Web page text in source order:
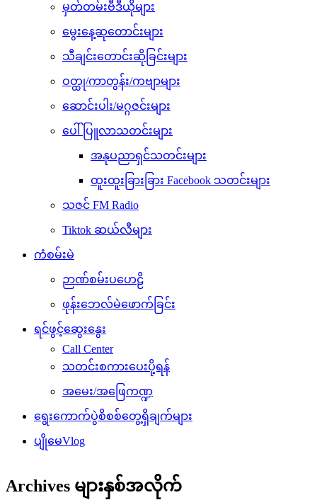
မှတ်တမ်းဗီဒီယိုများ
မွေးနေ့ဆုတောင်းများ
သီချင်းတောင်းဆိုခြင်းများ
ဝတ္ထု/ကာတွန်း/ကဗျာများ
ဆောင်းပါး/မဂ္ဂဇင်းများ
ပေါ်ပြူလာသတင်းများ
အနုပညာရှင်သတင်းများ
ထူးထူးခြားခြား Facebook သတင်းများ
သဇင် FM Radio
Tiktok ဆယ်လီများ
ကံစမ်းမဲ
ဉာဏ်စမ်းပဟေဠိ
ဖုန်းဘေလ်မဲဖောက်ခြင်း
ရင်ဖွင့်ဆွေးနွေး
Call Center
သတင်းစကားပေးပို့ရန်
အမေး/အဖြေကဏ္ဍ
ရွေးကောက်ပွဲစိစစ်တွေ့ရှိချက်များ
ပျိုမေVlog
Archives များနှစ်အလိုက်